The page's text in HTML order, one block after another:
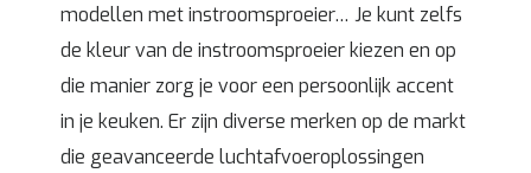
modellen met instroomsproeier… Je kunt zelfs
de kleur van de instroomsproeier kiezen en op
die manier zorg je voor een persoonlijk accent
in je keuken. Er zijn diverse merken op de markt
die geavanceerde luchtafvoeroplossingen